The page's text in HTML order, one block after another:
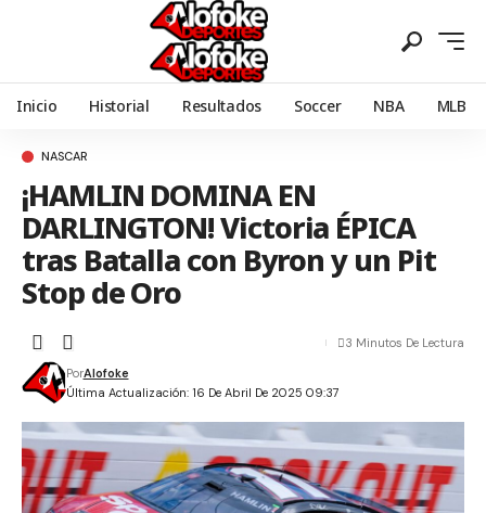
Inicio Historial Resultados Soccer NBA MLB
NASCAR
¡HAMLIN DOMINA EN
DARLINGTON! Victoria ÉPICA
tras Batalla con Byron y un Pit
Stop de Oro
Última Actualización: 16 De Abril De 2025 09:37
PorAlofoke
3 Minutos De Lectura